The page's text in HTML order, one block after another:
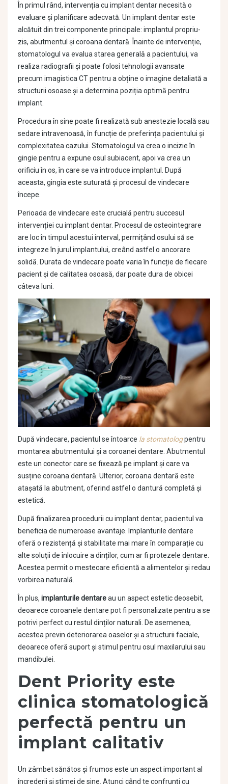
În primul rând, intervenția cu implant dentar necesită o
evaluare și planificare adecvată. Un implant dentar este
alcătuit din trei componente principale: implantul propriu-
zis, abutmentul și coroana dentară. Înainte de intervenție,
stomatologul va evalua starea generală a pacientului, va
realiza radiografii și poate folosi tehnologii avansate
precum imagistica CT pentru a obține o imagine detaliată a
structurii osoase și a determina poziția optimă pentru
implant.
Procedura în sine poate fi realizată sub anestezie locală sau
sedare intravenoasă, în funcție de preferința pacientului și
complexitatea cazului. Stomatologul va crea o incizie în
gingie pentru a expune osul subiacent, apoi va crea un
orificiu în os, în care se va introduce implantul. După
aceasta, gingia este suturată și procesul de vindecare
începe.
Perioada de vindecare este crucială pentru succesul
intervenției cu implant dentar. Procesul de osteointegrare
are loc în timpul acestui interval, permițând osului să se
integreze în jurul implantului, creând astfel o ancorare
solidă. Durata de vindecare poate varia în funcție de fiecare
pacient și de calitatea osoasă, dar poate dura de obicei
câteva luni.
După vindecare, pacientul se întoarce la stomatologpentru
montarea abutmentului și a coroanei dentare. Abutmentul
este un conector care se fixează pe implant și care va
susține coroana dentară. Ulterior, coroana dentară este
atașată la abutment, oferind astfel o dantură completă și
estetică.
După finalizarea procedurii cu implant dentar, pacientul va
beneficia de numeroase avantaje. Implanturile dentare
oferă o rezistență și stabilitate mai mare în comparație cu
alte soluții de înlocuire a dinților, cum ar fi protezele dentare.
Acestea permit o mestecare eficientă a alimentelor și redau
vorbirea naturală.
În plus, implanturile dentareau un aspect estetic deosebit,
deoarece coroanele dentare pot fi personalizate pentru a se
potrivi perfect cu restul dinților naturali. De asemenea,
acestea previn deteriorarea oaselor și a structurii faciale,
deoarece oferă suport și stimul pentru osul maxilarului sau
mandibulei.
Dent Priority este
clinica stomatologică
perfectă pentru un
implant calitativ
Un zâmbet sănătos și frumos este un aspect important al
încrederii și stimei de sine. Atunci când te confrunţi cu